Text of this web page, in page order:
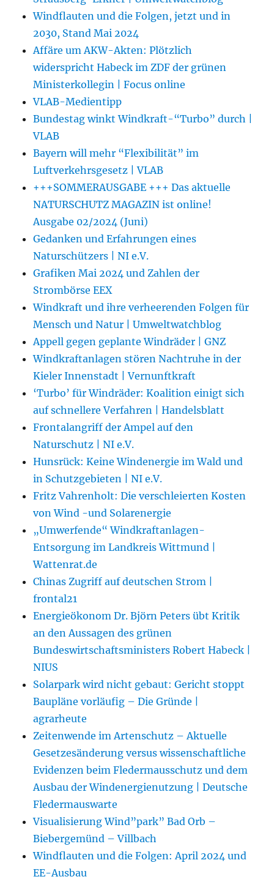
Windflauten und die Folgen, jetzt und in
2030, Stand Mai 2024
Affäre um AKW-Akten: Plötzlich
widerspricht Habeck im ZDF der grünen
Ministerkollegin | Focus online
VLAB-Medientipp
Bundestag winkt Windkraft-“Turbo” durch |
VLAB
Bayern will mehr “Flexibilität” im
Luftverkehrsgesetz | VLAB
+++SOMMERAUSGABE +++ Das aktuelle
NATURSCHUTZ MAGAZIN ist online!
Ausgabe 02/2024 (Juni)
Gedanken und Erfahrungen eines
Naturschützers | NI e.V.
Grafiken Mai 2024 und Zahlen der
Strombörse EEX
Windkraft und ihre verheerenden Folgen für
Mensch und Natur | Umweltwatchblog
Appell gegen geplante Windräder | GNZ
Windkraftanlagen stören Nachtruhe in der
Kieler Innenstadt | Vernunftkraft
‘Turbo’ für Windräder: Koalition einigt sich
auf schnellere Verfahren | Handelsblatt
Frontalangriff der Ampel auf den
Naturschutz | NI e.V.
Hunsrück: Keine Windenergie im Wald und
in Schutzgebieten | NI e.V.
Fritz Vahrenholt: Die verschleierten Kosten
von Wind -und Solarenergie
„Umwerfende“ Windkraftanlagen-
Entsorgung im Landkreis Wittmund |
Wattenrat.de
Chinas Zugriff auf deutschen Strom |
frontal21
Energieökonom Dr. Björn Peters übt Kritik
an den Aussagen des grünen
Bundeswirtschaftsministers Robert Habeck |
NIUS
Solarpark wird nicht gebaut: Gericht stoppt
Baupläne vorläufig – Die Gründe |
agrarheute
Zeitenwende im Artenschutz – Aktuelle
Gesetzesänderung versus wissenschaftliche
Evidenzen beim Fledermausschutz und dem
Ausbau der Windenergienutzung | Deutsche
Fledermauswarte
Visualisierung Wind”park” Bad Orb –
Biebergemünd – Villbach
Windflauten und die Folgen: April 2024 und
EE-Ausbau